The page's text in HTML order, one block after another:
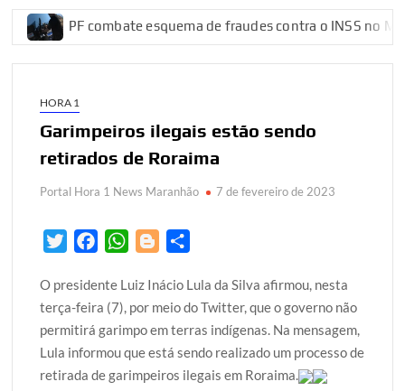
PF combate esquema de fraudes contra o INSS no
HORA 1
Garimpeiros ilegais estão sendo
retirados de Roraima
Portal Hora 1 News Maranhão 7 de fevereiro de 2023
i
t
t
e
r
c
e
b
o
o
W
a
t
s
A
p
o
g
g
e
r
a
r
e
O presidente Luiz Inácio Lula da Silva afirmou, nesta
terça-feira (7), por meio do Twitter, que o governo não
permitirá garimpo em terras indígenas. Na mensagem,
Lula informou que está sendo realizado um processo de
retirada de garimpeiros ilegais em Roraima.